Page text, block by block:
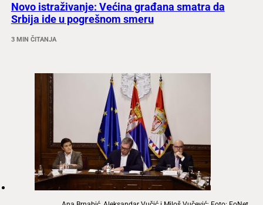
Novo istraživanje: Većina građana smatra da
Srbija ide u pogrešnom smeru
3 MIN ČITANJA